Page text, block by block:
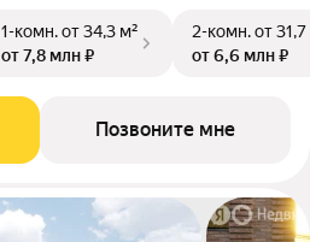
1-комн.от 34,3 м²
от 7,8 млн ₽
2-комн.от
от 6,6 млн ₽
Позвоните мне